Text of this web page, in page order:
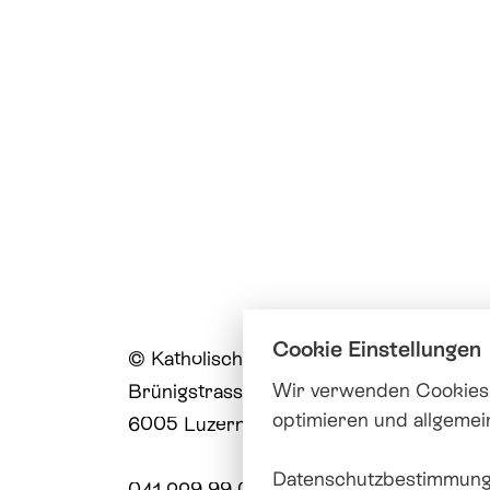
© Katholische Kirche Stadt Luzern
Brünigstrasse 20
6005 Luzern
Cookie Einstellungen
Wir verwenden
optimieren und